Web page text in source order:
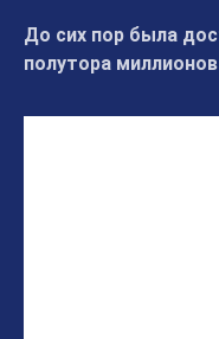
До сих пор была
полутора